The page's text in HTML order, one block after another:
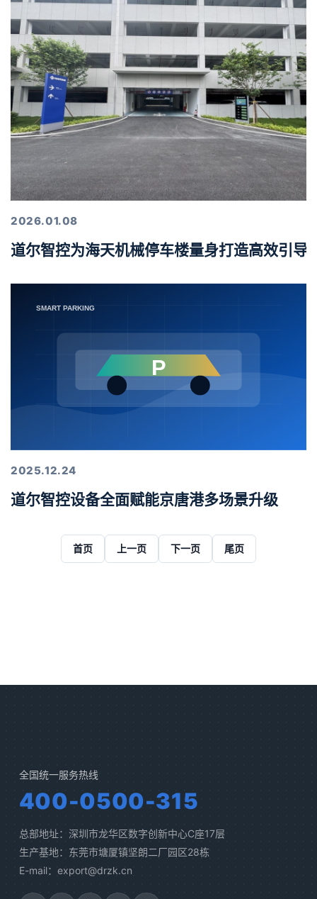
2026.01.08
道尔智控为海天机械停车楼量身打造高效引导
2025.12.24
道尔智控设备全面赋能京唐港多场景升级
首页 上一页 下一页 尾页
全国统一服务热线
400-0500-315
总部地址：深圳市龙华区数字创新中心C座17层
生产基地：东莞市塘厦镇坚朗二厂园区28栋
E-mail：export@drzk.cn